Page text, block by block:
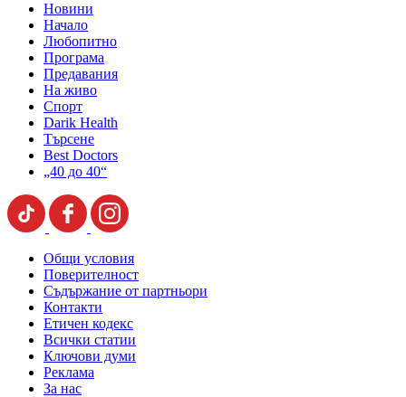
Новини
Начало
Любопитно
Програма
Предавания
На живо
Спорт
Darik Health
Търсене
Best Doctors
„40 до 40“
Общи условия
Поверителност
Съдържание от партньори
Контакти
Етичен кодекс
Всички статии
Ключови думи
Реклама
За нас